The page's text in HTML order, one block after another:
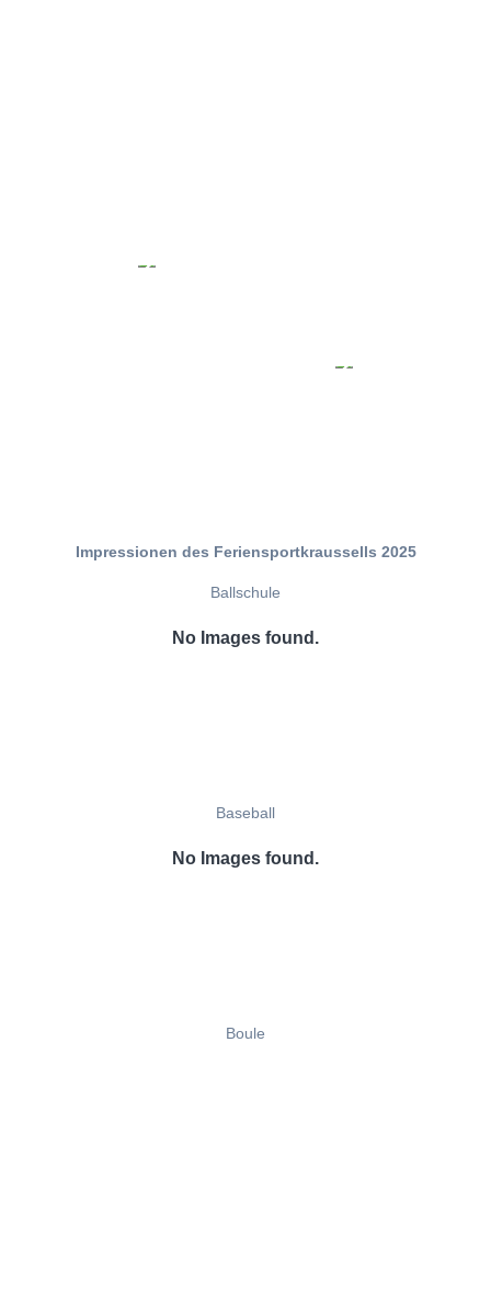
Impressionen des Feriensportkraussells 2025
Ballschule
No Images found.
Baseball
No Images found.
Boule